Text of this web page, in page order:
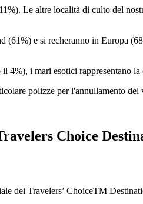
Le altre località di culto del
e si recheranno in Europa
4%), i mari esotici rappresentano
polizze per l'annullamento del
Choice
dei Travelers’ ChoiceTM